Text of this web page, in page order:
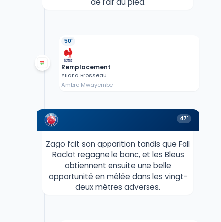
de l’air au pied.
50'
Remplacement
Yllana Brosseau
Ambre Mwayembe
47'
Zago fait son apparition tandis que Fall
Raclot regagne le banc, et les Bleus
obtiennent ensuite une belle
opportunité en mêlée dans les vingt-
deux mètres adverses.